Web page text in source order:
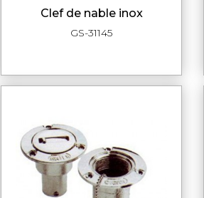
APERÇU RAPIDE
clef de nable inox
GS-31145